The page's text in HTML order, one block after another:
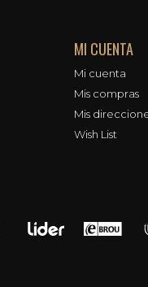
MI CUENTA
Mi cuenta
Mis compras
Mis
Wish List